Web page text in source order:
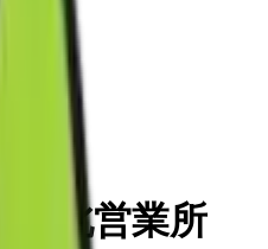
葉北営業所